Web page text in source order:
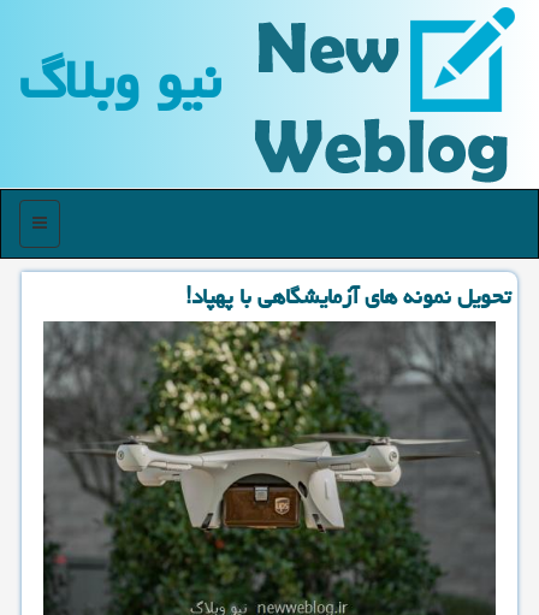
نیو وبلاگ
منو
تحویل نمونه های آزمایشگاهی با پهپاد!